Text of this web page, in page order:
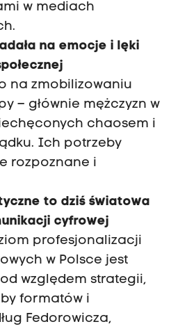
w mediach
na emocje i lęki
na zmobilizowaniu
– głównie mężczyzn w
chaosem i
Ich potrzeby
rozpoznane i
to dziś światowa
cyfrowej
profesjonalizacji
w Polsce jest
względem strategii,
formatów i
Fedorowicza,